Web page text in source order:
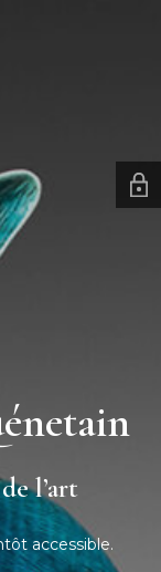
l’art
accessible.